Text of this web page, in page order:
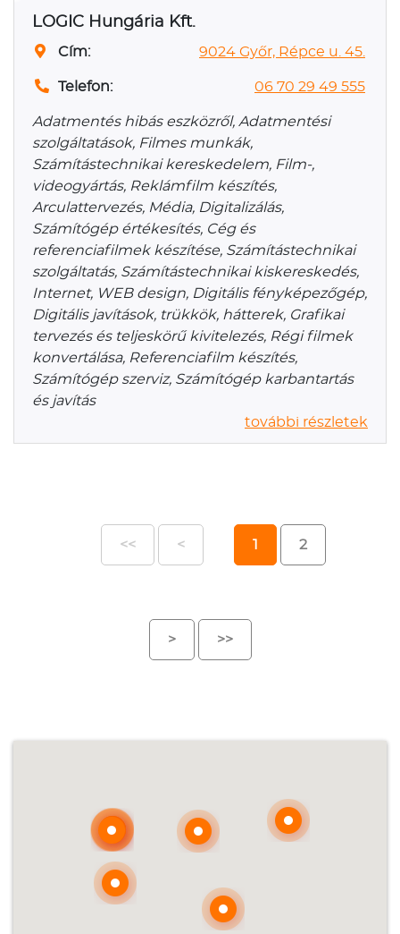
LOGIC Hungária Kft.
Cím: 9024 Győr, Répce u. 45.
Telefon: 06 70 29 49 555
Adatmentés hibás eszközről, Adatmentési
szolgáltatások, Filmes munkák,
Számítástechnikai kereskedelem, Film-,
videogyártás, Reklámfilm készítés,
Arculattervezés, Média, Digitalizálás,
Számítógép értékesítés, Cég és
referenciafilmek készítése, Számítástechnikai
szolgáltatás, Számítástechnikai kiskereskedés,
Internet, WEB design, Digitális fényképezőgép,
Digitális javítások, trükkök, hátterek, Grafikai
tervezés és teljeskörű kivitelezés, Régi filmek
konvertálása, Referenciafilm készítés,
Számítógép szerviz, Számítógép karbantartás
és javítás
további részletek